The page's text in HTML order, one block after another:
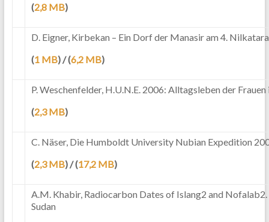
(2,8 MB)
D. Eigner, Kirbekan – Ein Dorf der Manasir am 4.
(1 MB) / (6,2 MB)
P. Weschenfelder, H.U.N.E. 2006: Alltagsleben der
(2,3 MB)
C. Näser, Die Humboldt University Nubian Expedition
(2,3 MB) / (17,2 MB)
A.M. Khabir, Radiocarbon Dates of Islang2 and
Sudan